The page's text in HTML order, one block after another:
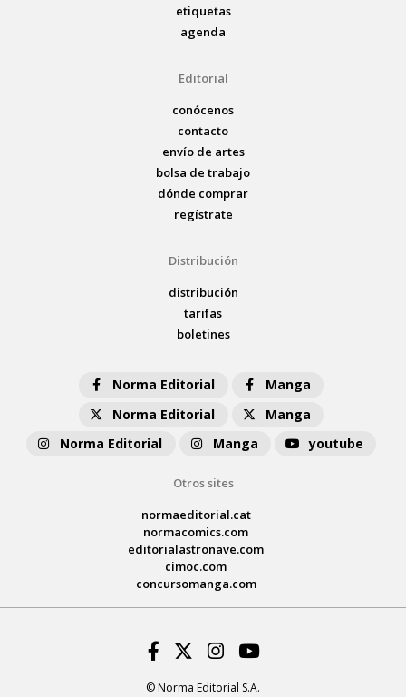
etiquetas
agenda
Editorial
conócenos
contacto
envío de artes
bolsa de trabajo
dónde comprar
regístrate
Distribución
distribución
tarifas
boletines
Norma Editorial
Manga
Norma Editorial
Manga
Norma Editorial
Manga youtube
Otros sites
normaeditorial.cat
normacomics.com
editorialastronave.com
cimoc.com
concursomanga.com
© Norma Editorial S.A.
Facebook
Twitter
Instagram
Youtube